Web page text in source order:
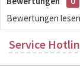
Bewertungen
Service